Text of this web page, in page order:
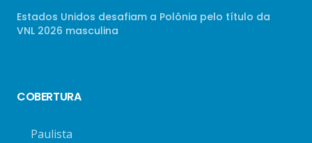
Estados Unidos desafiam a Polônia pelo título da
VNL 2026 masculina
COBERTURA
Paulista